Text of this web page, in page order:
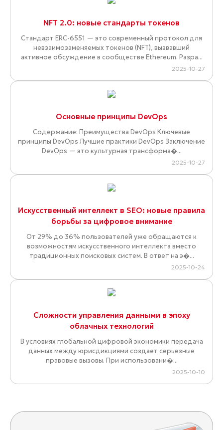
NFT 2.0: новые стандарты токенов
Стандарт ERC-6551 — это современный протокол для
невзаимозаменяемых токенов (NFT), вызвавший
активное обсуждение в сообществе Ethereum. Разра...
2025-10-27
Основные принципы DevOps
Содержание: Преимущества DevOps Ключевые
принципы DevOps Лучшие практики DevOps Заключение
DevOps — это культурная трансформа�...
2025-10-27
Искусственный интеллект в SEO: новые правила
борьбы за цифровое внимание
От 29% до 36% пользователей уже обращаются к
возможностям искусственного интеллекта вместо
традиционных поисковых систем. В ответ на э�...
2025-10-24
Сложности управления данными в эпоху
облачных технологий
В условиях глобальной цифровой экономики передача
данных между юрисдикциями создает серьезные
правовые вызовы. При использовани�...
2025-10-10